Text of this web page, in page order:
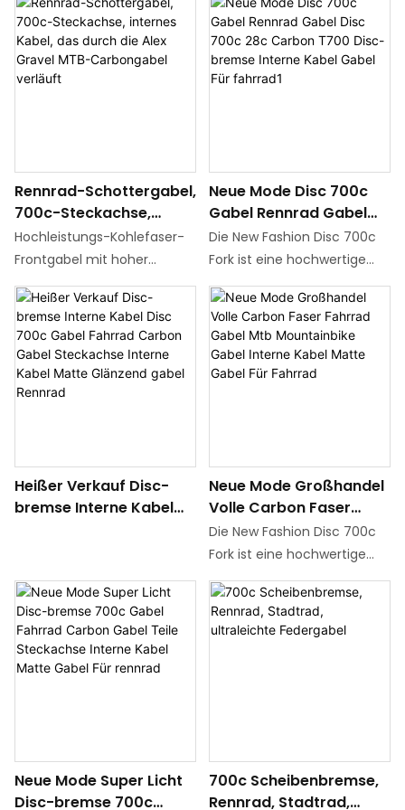
schön und die Linien sind so
glatt wie fließendes Wasser
Mountainbike-Gabel für
Rennrad
cycling, combining
lightweight construction,
durability, and modern
aesthetics to deliver
designed specifically for
modern high-performance
bicycles, integrating carbon
technology with disc brake
responsive control
experience
Rennrad-Schottergabel,
700c-Steckachse,
internes Kabel, das
durch die Alex Gravel
verläuft
Hochleistungs-Kohlefaser-
Frontgabel mit hoher
Leistung, speziell für
Straßen- und Kies
gemischtes Radfahren mit
Kohlefasermaterial von
T700, das leichte und
hochfeste Eigenschaften
des Fahrrads erheblich
verringert und die
Aufprallwiderstand leicht
Schotten, Schlamm und
komplexen
Straßenkrankheiten leicht zu
bewältigen
Neue Mode Disc 700c
Gabel Rennrad Gabel
Disc 700c 28c Carbon
T700 Disc-bremse
fahrrad1
Die New Fashion Disc 700c
Fork ist eine hochwertige
Rennradgabel aus leichtem
Carbon-T700-Material.
Diese Gabel wurde für
700c-Laufräder mit bis zu
28c-Reifen entwickelt und
für ein elegantes und
aerodynamisches Aussehen
Ihres Fahrrads
Heißer Verkauf Disc-
bremse Interne Kabel
Kabel Matte Glänzend
gabel Rennrad
Neue Mode Großhandel
Volle Carbon Faser
Fahrrad Gabel Mtb
Mountainbike Gabel
Gabel Für Fahrrad
Die New Fashion Disc 700c
Fork ist eine hochwertige
Rennradgabel aus leichtem
Carbon-T700-Material.
Diese Gabel wurde für
für ein elegantes und
aerodynamisches Aussehen
Ihres Fahrrads
Neue Mode Super Licht
Disc-bremse 700c
700c Scheibenbremse,
Rennrad, Stadtrad,